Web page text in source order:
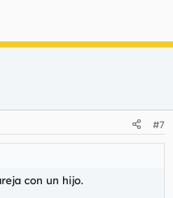
#7
con un hijo.